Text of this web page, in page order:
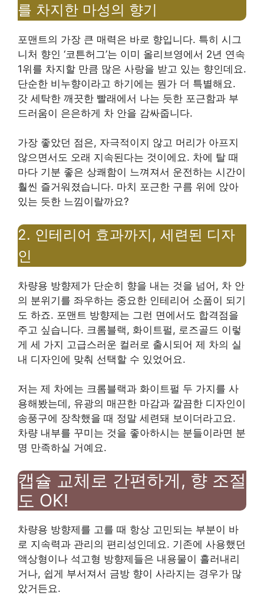
를 차지한 마성의 향기
포맨트의 가장 큰 매력은 바로 향입니다. 특히 시그
니처 향인 ‘코튼허그’는 이미 올리브영에서 2년 연속
1위를 차지할 만큼 많은 사랑을 받고 있는 향인데요.
단순한 비누향이라고 하기에는 뭔가 더 특별해요.
갓 세탁한 깨끗한 빨래에서 나는 듯한 포근함과 부
드러움이 은은하게 차 안을 감싸줍니다.
가장 좋았던 점은, 자극적이지 않고 머리가 아프지
않으면서도 오래 지속된다는 것이에요. 차에 탈 때
마다 기분 좋은 상쾌함이 느껴져서 운전하는 시간이
훨씬 즐거워졌습니다. 마치 포근한 구름 위에 앉아
있는 듯한 느낌이랄까요?
2. 인테리어 효과까지, 세련된 디자
인
차량용 방향제가 단순히 향을 내는 것을 넘어, 차 안
의 분위기를 좌우하는 중요한 인테리어 소품이 되기
도 하죠. 포맨트 방향제는 그런 면에서도 합격점을
주고 싶습니다. 크롬블랙, 화이트펄, 로즈골드 이렇
게 세 가지 고급스러운 컬러로 출시되어 제 차의 실
내 디자인에 맞춰 선택할 수 있었어요.
저는 제 차에는 크롬블랙과 화이트펄 두 가지를 사
용해봤는데, 유광의 매끈한 마감과 깔끔한 디자인이
송풍구에 장착했을 때 정말 세련돼 보이더라고요.
차량 내부를 꾸미는 것을 좋아하시는 분들이라면 분
명 만족하실 거예요.
캡슐 교체로 간편하게, 향 조절
도 OK!
차량용 방향제를 고를 때 항상 고민되는 부분이 바
로 지속력과 관리의 편리성인데요. 기존에 사용했던
액상형이나 석고형 방향제들은 내용물이 흘러내리
거나, 쉽게 부서져서 금방 향이 사라지는 경우가 많
았거든요.